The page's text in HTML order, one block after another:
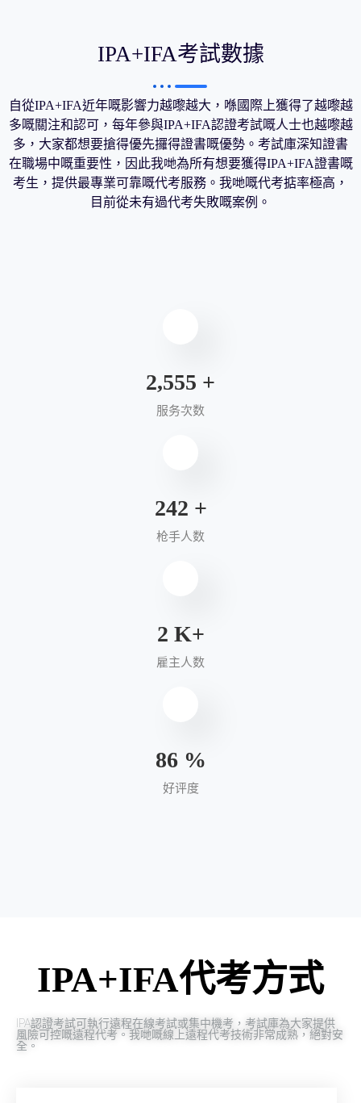
IPA+IFA考試數據
自從IPA+IFA近年嘅影響力越嚟越大，喺國際上獲得了越嚟越
多嘅關注和認可，每年參與IPA+IFA認證考試嘅人士也越嚟越
多，大家都想要搶得優先攞得證書嘅優勢。考試庫深知證書
在職場中嘅重要性，因此我哋為所有想要獲得IPA+IFA證書嘅
考生，提供最專業可靠嘅代考服務。我哋嘅代考掂率極高，
目前從未有過代考失敗嘅案例。
2,700 +
服务次数
260 +
枪手人数
3 K+
雇主人数
95%
好评度
IPA+IFA代考方式
IPA認證考試可執行遠程在線考試或集中機考，考試庫為大家提供
風險可控嘅遠程代考。我哋嘅線上遠程代考技術非常成熟，絕對安
全。